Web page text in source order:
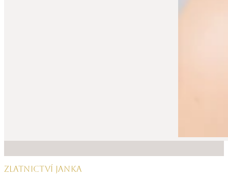
ZLATNICTVÍ JANKA